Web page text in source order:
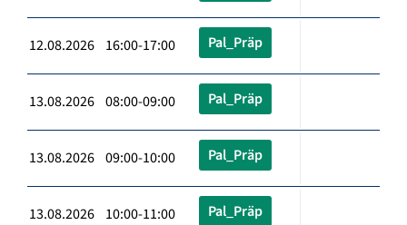
12.08.2026 16:00-17:00 Pal_Präp
13.08.2026 08:00-09:00 Pal_Präp
13.08.2026 09:00-10:00 Pal_Präp
13.08.2026 10:00-11:00 Pal_Präp